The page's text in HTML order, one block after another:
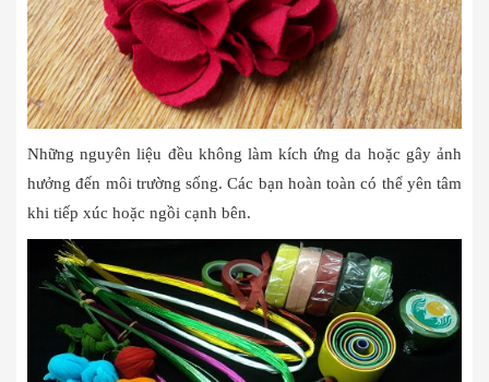
Những nguyên liệu đều không làm kích ứng da hoặc gây ảnh
hưởng đến môi trường sống. Các bạn hoàn toàn có thể yên tâm
khi tiếp xúc hoặc ngồi cạnh bên.